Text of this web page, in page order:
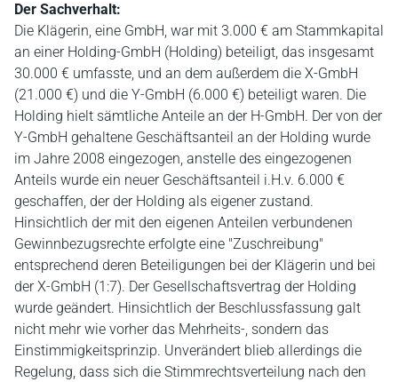
Der Sachverhalt:
Die Klägerin, eine GmbH, war mit 3.000 € am Stammkapital
an einer Holding-GmbH (Holding) beteiligt, das insgesamt
30.000 € umfasste, und an dem außerdem die X-GmbH
(21.000 €) und die Y-GmbH (6.000 €) beteiligt waren. Die
Holding hielt sämtliche Anteile an der H-GmbH. Der von der
Y-GmbH gehaltene Geschäftsanteil an der Holding wurde
im Jahre 2008 eingezogen, anstelle des eingezogenen
Anteils wurde ein neuer Geschäftsanteil i.H.v. 6.000 €
geschaffen, der der Holding als eigener zustand.
Hinsichtlich der mit den eigenen Anteilen verbundenen
Gewinnbezugsrechte erfolgte eine "Zuschreibung"
entsprechend deren Beteiligungen bei der Klägerin und bei
der X-GmbH (1:7). Der Gesellschaftsvertrag der Holding
wurde geändert. Hinsichtlich der Beschlussfassung galt
nicht mehr wie vorher das Mehrheits-, sondern das
Einstimmigkeitsprinzip. Unverändert blieb allerdings die
Regelung, dass sich die Stimmrechtsverteilung nach den